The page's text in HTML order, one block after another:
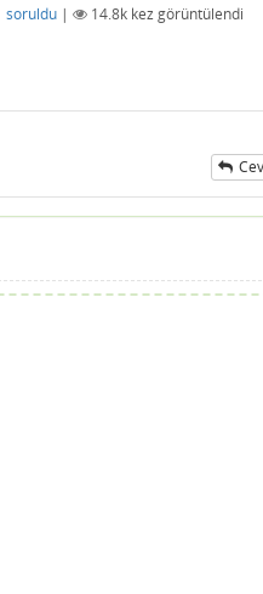
soruldu | 14.8k kez görüntülendi